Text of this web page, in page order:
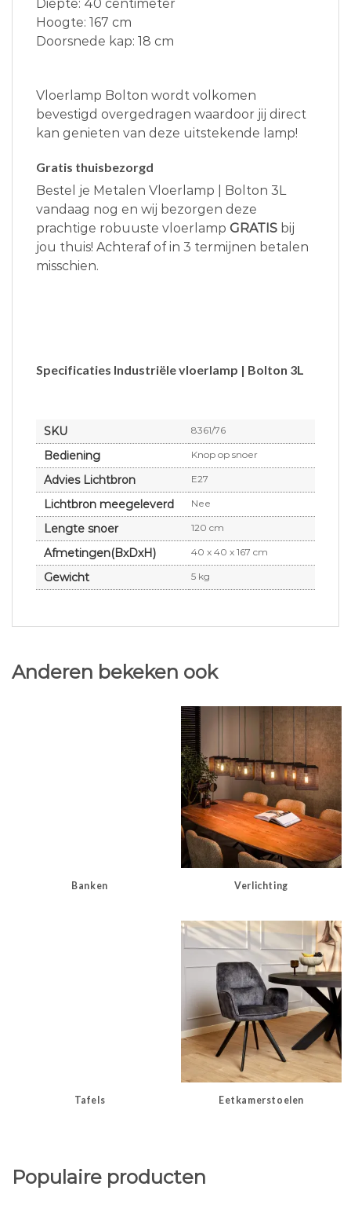
Diepte: 40 centimeter
Hoogte: 167 cm
Doorsnede kap: 18 cm
Vloerlamp Bolton wordt volkomen
bevestigd overgedragen waardoor jij direct
kan genieten van deze uitstekende lamp!
Gratis thuisbezorgd
Bestel je Metalen Vloerlamp | Bolton 3L
vandaag nog en wij bezorgen deze
prachtige robuuste vloerlamp GRATIS bij
jou thuis! Achteraf of in 3 termijnen betalen
misschien.
Specificaties Industriële vloerlamp | Bolton 3L
SKU 8361/76
Bediening Knop op snoer
Advies Lichtbron E27
Lichtbron meegeleverd Nee
Lengte snoer 120 cm
Afmetingen(BxDxH) 40 x 40 x 167 cm
Gewicht 5 kg
Anderen bekeken ook
Banken Verlichting
Tafels Eetkamerstoelen
Populaire producten